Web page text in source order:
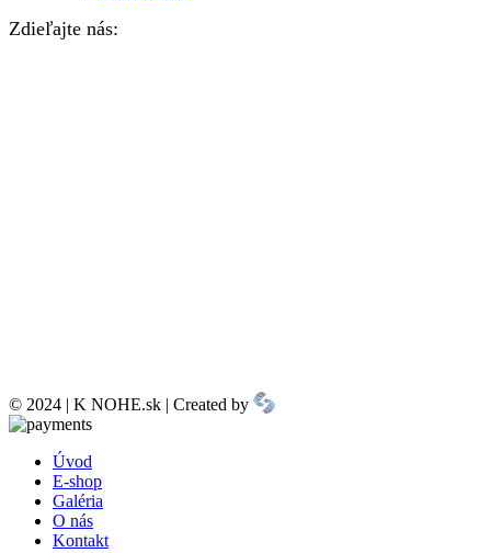
Zdieľajte nás:
© 2024 | K NOHE.sk | Created by
Úvod
E-shop
Galéria
O nás
Kontakt